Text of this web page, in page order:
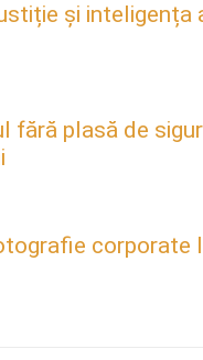
și inteligența
fără plasă de
corporate